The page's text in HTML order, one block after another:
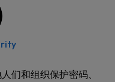
们和组织保护密码、